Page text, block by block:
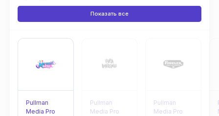
Показать все
Pullman
Media Pro
Pullman
Media Pro
Pullman
Media Pro